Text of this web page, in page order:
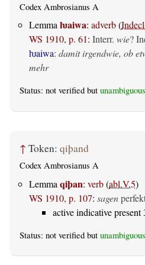
Codex Ambrosianus A
Lemmaƕaiwa: adverb(
WS 1910, p. 61: Interr. wie?
ƕaiwa: damit irgendwie, ob
mehr
Status: not verified but unambiguous
↑ Token: qiþand
Codex Ambrosianus A
Lemma qiþan: verb(abl.V.5)
WS 1910, p. 107: sagen
active indicative present
Status: not verified but unambiguous